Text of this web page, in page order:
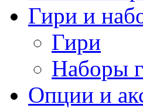
Гири и
Гири
Наборы
Опции и